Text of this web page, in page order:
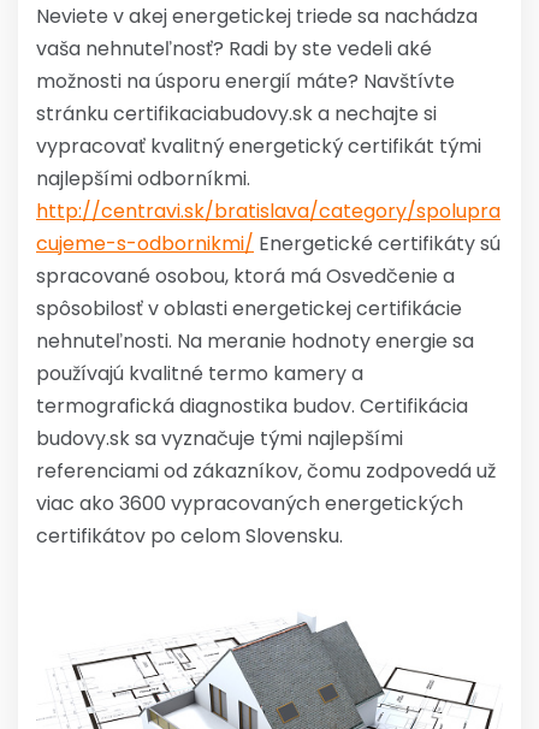
Neviete v akej energetickej triede sa nachádza
vaša nehnuteľnosť? Radi by ste vedeli aké
možnosti na úsporu energií máte? Navštívte
stránku certifikaciabudovy.sk a nechajte si
vypracovať kvalitný energetický certifikát tými
najlepšími odborníkmi.
http://centravi.sk/bratislava/category/spolupra
cujeme-s-odbornikmi/ Energetické certifikáty sú
spracované osobou, ktorá má Osvedčenie a
spôsobilosť v oblasti energetickej certifikácie
nehnuteľnosti. Na meranie hodnoty energie sa
používajú kvalitné termo kamery a
termografická diagnostika budov. Certifikácia
budovy.sk sa vyznačuje tými najlepšími
referenciami od zákazníkov, čomu zodpovedá už
viac ako 3600 vypracovaných energetických
certifikátov po celom Slovensku.